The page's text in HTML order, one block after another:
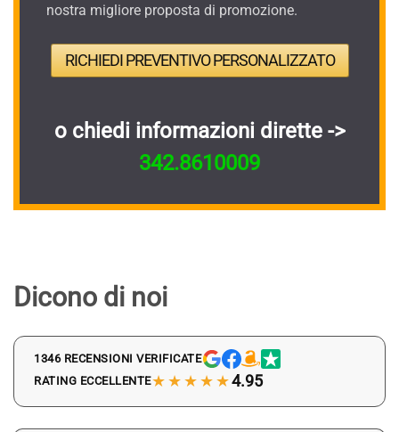
nostra migliore proposta di promozione.
RICHIEDI PREVENTIVO PERSONALIZZATO
o chiedi informazioni dirette ->
342.8610009
Dicono di noi
1346 RECENSIONI VERIFICATE
RATING ECCELLENTE★★★★★4.95